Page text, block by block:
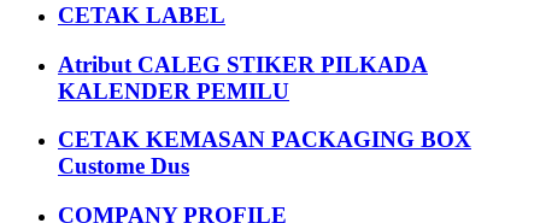
CETAK LABEL
Atribut CALEG STIKER PILKADA
KALENDER PEMILU
CETAK KEMASAN PACKAGING BOX
Custome Dus
COMPANY PROFILE